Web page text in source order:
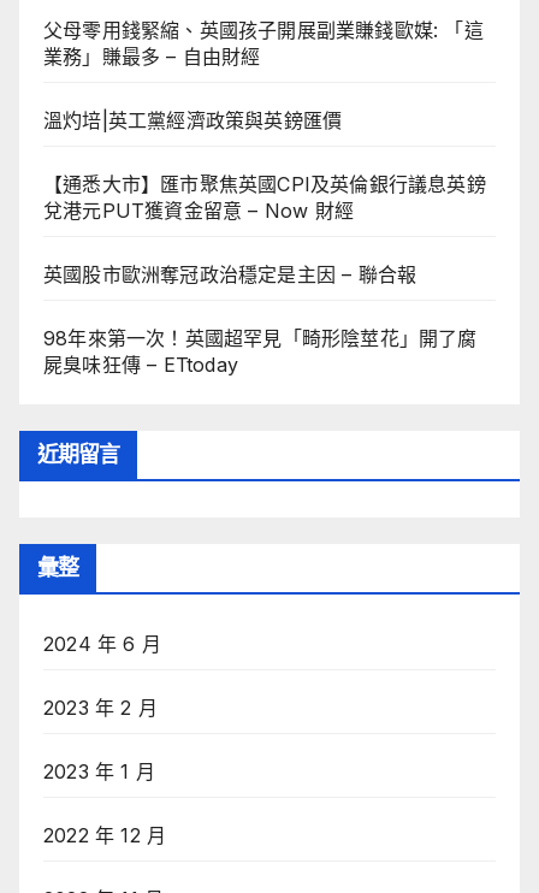
父母零用錢緊縮、英國孩子開展副業賺錢歐媒: 「這
業務」賺最多 – 自由財經
溫灼培|英工黨經濟政策與英鎊匯價
【通悉大市】匯市聚焦英國CPI及英倫銀行議息英鎊
兌港元PUT獲資金留意 – Now 財經
英國股市歐洲奪冠政治穩定是主因 – 聯合報
98年來第一次！英國超罕見「畸形陰莖花」開了腐
屍臭味狂傳 – ETtoday
近期留言
彙整
2024 年 6 月
2023 年 2 月
2023 年 1 月
2022 年 12 月